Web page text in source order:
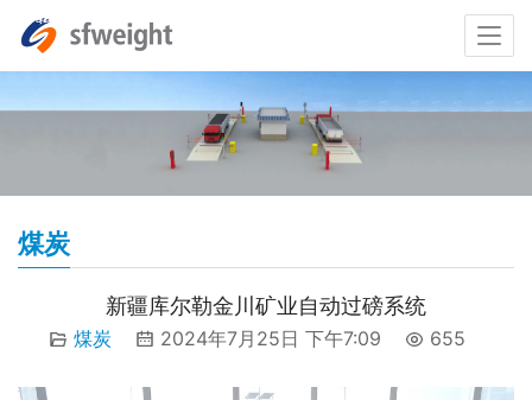
煤炭
新疆库尔勒金川矿业自动过磅系统
煤炭 2024年7月25日 下午7:09 655